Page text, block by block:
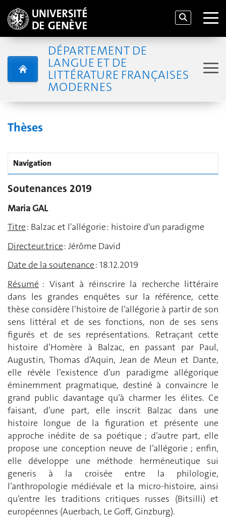
DÉPARTEMENT DE
LANGUE ET DE
LITTÉRATURE FRANÇAISES
MODERNES
Thèses
Navigation
Soutenances 2019
Maria GAL
Titre: Balzac et l'allégorie : histoire d'un paradigme
Directeur.trice: Jérôme David
Date de la soutenance: 18.12.2019
Résumé : Visant à réinscrire la recherche littéraire
dans les grandes enquêtes sur la référence, cette
thèse considère l’histoire de l’allégorie à partir de son
sens littéral et de ses fonctions, non de ses sens
figurés et de ses représentations. Retraçant cette
histoire d’Homère à Balzac, en passant par Paul,
Augustin, Thomas d’Aquin, Jean de Meun et Dante,
elle révèle l’existence d’un paradigme allégorique
éminemment pragmatique, destiné à convaincre le
grand public davantage qu’à charmer les élites. Ce
faisant, d’une part, elle inscrit Balzac dans une
histoire longue de la figuration et présente une
approche inédite de sa poétique ; d’autre part, elle
propose une conception neuve de l’allégorie ; enfin,
elle développe une méthode herméneutique sui
generis à la croisée entre la philologie,
l’anthropologie médiévale et la micro-histoire, ainsi
qu’entre les traditions critiques russes (Bitsilli) et
européennes (Auerbach, Le Goff, Ginzburg).